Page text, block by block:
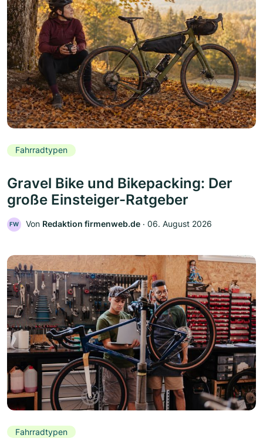
Fahrradtypen
Gravel Bike und Bikepacking: Der
große Einsteiger-Ratgeber
FW Von Redaktion firmenweb.de ‧ 06. August 2026
Fahrradtypen